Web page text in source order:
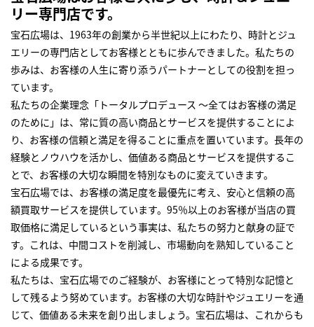
リー専門店です。
宝石広場は、1963年の創業から半世紀以上にわたり、時計とジュ
エリーの専門店としてお客様とともに歩んできました。私たちの
歩みは、お客様の人生に寄り添うパートナーとしての役割を担っ
ています。
私たちの企業理念「トータルプロデュース ～全てはお客様の満足
のために」は、常に質の高い商品とサービスを提供することによ
り、お客様の信頼と満足を得ることに重点を置いています。長年の
経験とノウハウを活かし、価値ある商品とサービスを提供するこ
とで、お客様の大切な瞬間を特別なものに変えていきます。
宝石広場では、お客様の満足度を最優先に考え、安心と信頼の高
額買取サービスを提供しています。95％以上のお客様が当店の買
取価格に満足しているという事実は、私たちの努力と献身の証で
す。これは、中間コストを削減し、市場動向を熟知していること
による成果です。
私たちは、宝石広場でのご経験が、お客様にとって特別な記憶と
して残るよう努めています。お客様の大切な時計やジュエリーを通
じて、価値ある未来を創り出しましょう。宝石広場は、これからも